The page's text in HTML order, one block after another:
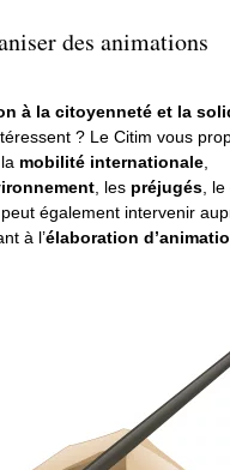
des animations
à la citoyenneté et la
? Le Citim vous
mobilité internationale
, les préjugés , le
également intervenir
à l’élaboration